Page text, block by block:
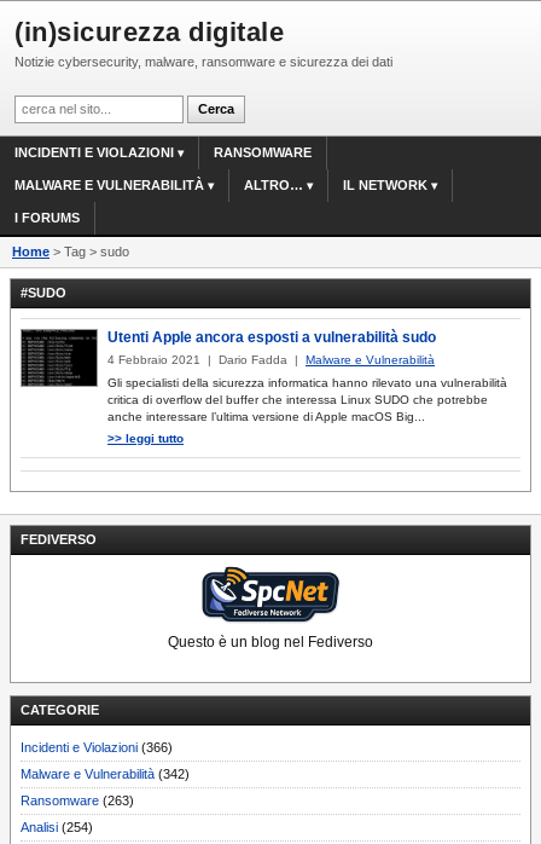
(in)sicurezza digitale
Notizie cybersecurity, malware, ransomware e sicurezza dei dati
INCIDENTI E VIOLAZIONI RANSOMWARE
MALWARE E VULNERABILITÀ ALTRO… IL NETWORK
I FORUMS
Home > Tag > sudo
FEDIVERSO
Questo è un blog nel Fediverso
CATEGORIE
Incidenti e Violazioni (366)
Malware e Vulnerabilità (342)
Ransomware (263)
Analisi (254)
#SUDO
Utenti Apple ancora esposti a vulnerabilità sudo
4 Febbraio 2021 | Dario Fadda | Malware e Vulnerabilità
Gli specialisti della sicurezza informatica hanno rilevato una vulnerabilità
critica di overflow del buffer che interessa Linux SUDO che potrebbe
anche interessare l’ultima versione di Apple macOS Big...
>> leggi tutto